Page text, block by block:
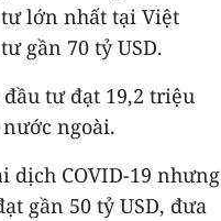
lớn nhất tại Việt
gần 70 tỷ USD.
tư đạt 19,2 triệu
ngoài.
dịch COVID-19 nhưng
gần 50 tỷ USD, đưa